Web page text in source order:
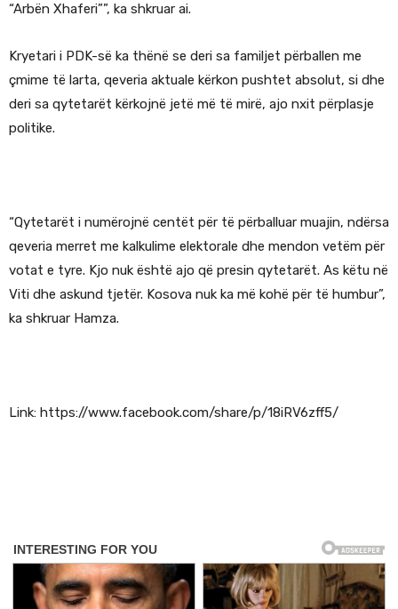
“Arbën Xhaferi””, ka shkruar ai.
Kryetari i PDK-së ka thënë se deri sa familjet përballen me
çmime të larta, qeveria aktuale kërkon pushtet absolut, si dhe
deri sa qytetarët kërkojnë jetë më të mirë, ajo nxit përplasje
politike.
“Qytetarët i numërojnë centët për të përballuar muajin, ndërsa
qeveria merret me kalkulime elektorale dhe mendon vetëm për
votat e tyre. Kjo nuk është ajo që presin qytetarët. As këtu në
Viti dhe askund tjetër. Kosova nuk ka më kohë për të humbur”,
ka shkruar Hamza.
Link: https://www.facebook.com/share/p/18iRV6zff5/